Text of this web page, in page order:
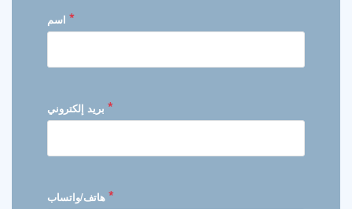
*
*
*